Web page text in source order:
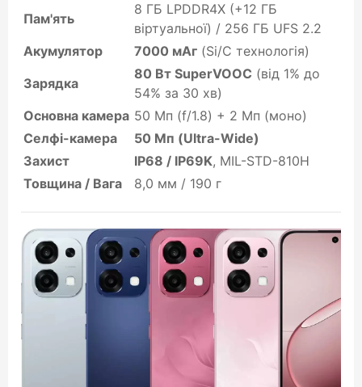
Пам'ять
8 ГБ LPDDR4X (+12 ГБ
віртуальної) / 256 ГБ UFS 2.2
Акумулятор
7000 мАг (Si/C технологія)
Зарядка
80 Вт SuperVOOC (від 1% до
54% за 30 хв)
Основна камера 50 Мп (f/1.8) + 2 Мп (моно)
Селфі-камера
50 Мп (Ultra-Wide)
Захист
IP68 / IP69K, MIL-STD-810H
Товщина / Вага
8,0 мм / 190 г